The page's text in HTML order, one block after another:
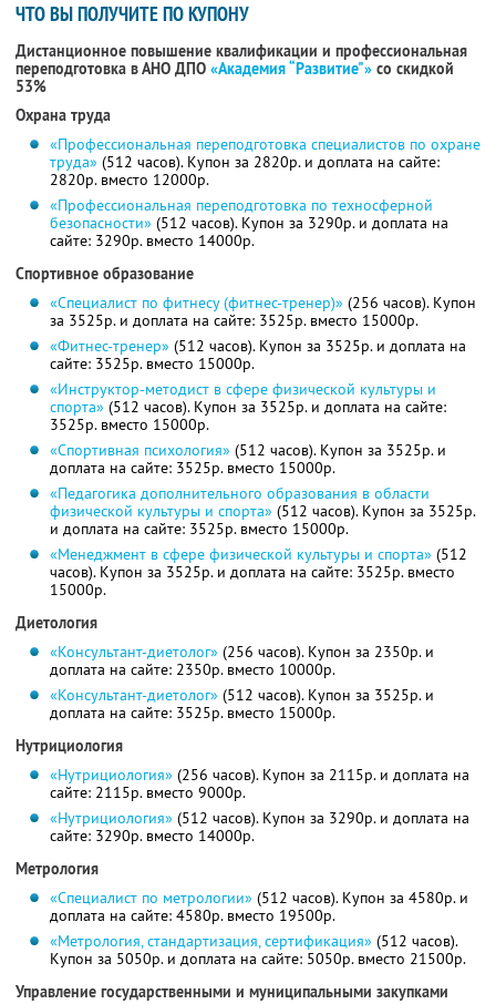
ЧТО ВЫ ПОЛУЧИТЕ ПО КУПОНУ
Дистанционное повышение квалификации и профессиональная
переподготовка в АНО ДПО «Академия “Развитие"» со скидкой
53%
Охрана труда
«Профессиональная переподготовка специалистов по охране
труда» (512 часов). Купон за 2820р. и доплата на сайте:
2820р. вместо 12000р.
«Профессиональная переподготовка по техносферной
безопасности» (512 часов). Купон за 3290р. и доплата на
сайте: 3290р. вместо 14000р.
Спортивное образование
«Специалист по фитнесу (фитнес-тренер)» (256 часов). Купон
за 3525р. и доплата на сайте: 3525р. вместо 15000р.
«Фитнес-тренер» (512 часов). Купон за 3525р. и доплата на
сайте: 3525р. вместо 15000р.
«Инструктор-методист в сфере физической культуры и
спорта» (512 часов). Купон за 3525р. и доплата на сайте:
3525р. вместо 15000р.
«Спортивная психология» (512 часов). Купон за 3525р. и
доплата на сайте: 3525р. вместо 15000р.
«Педагогика дополнительного образования в области
физической культуры и спорта» (512 часов). Купон за 3525р.
и доплата на сайте: 3525р. вместо 15000р.
«Менеджмент в сфере физической культуры и спорта» (512
часов). Купон за 3525р. и доплата на сайте: 3525р. вместо
15000р.
Диетология
«Консультант-диетолог» (256 часов). Купон за 2350р. и
доплата на сайте: 2350р. вместо 10000р.
«Консультант-диетолог» (512 часов). Купон за 3525р. и
доплата на сайте: 3525р. вместо 15000р.
Нутрициология
«Нутрициология» (256 часов). Купон за 2115р. и доплата на
сайте: 2115р. вместо 9000р.
«Нутрициология» (512 часов). Купон за 3290р. и доплата на
сайте: 3290р. вместо 14000р.
Метрология
«Специалист по метрологии» (512 часов). Купон за 4580р. и
доплата на сайте: 4580р. вместо 19500р.
«Метрология, стандартизация, сертификация» (512 часов).
Купон за 5050р. и доплата на сайте: 5050р. вместо 21500р.
Управление государственными и муниципальными закупками